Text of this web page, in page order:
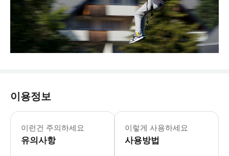
이용정보
이런건 주의하세요
유의사항
이렇게 사용하세요
사용방법